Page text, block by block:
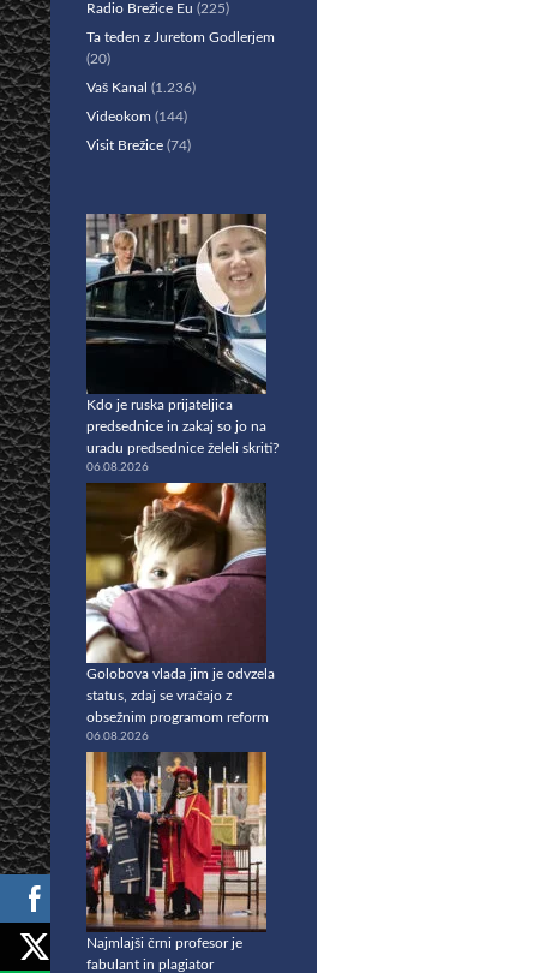
Radio Brežice Eu (225)
Ta teden z Juretom Godlerjem
(20)
Vaš Kanal (1.236)
Videokom (144)
Visit Brežice (74)
Kdo je ruska prijateljica
predsednice in zakaj so jo na
uradu predsednice želeli skriti?
06.08.2026
Golobova vlada jim je odvzela
status, zdaj se vračajo z
obsežnim programom reform
06.08.2026
Najmlajši črni profesor je
fabulant in plagiator